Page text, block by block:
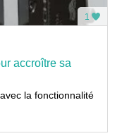
1
accroître sa
la fonctionnalité